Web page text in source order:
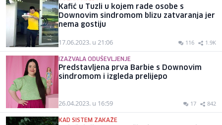
Kafić u Tuzli u kojem rade osobe s
Downovim sindromom blizu zatvaranja jer
nema gostiju
17.06.2023. u 21:06 116 1.9K
IZAZVALA ODUŠEVLJENJE
Predstavljena prva Barbie s Downovim
sindromom i izgleda prelijepo
26.04.2023. u 16:59 17 842
KAD SISTEM ZAKAŽE